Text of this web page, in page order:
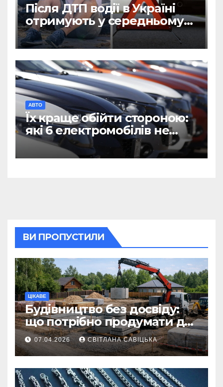
Після ДТП водії в Україні
отримують у середньому
45 тисяч гривень: Деталі
змін
АВТО
Їх краще обійти стороною:
які 6 електромобілів не
радять купувати у 2026 році
ВИ ПРОПУСТИЛИ
ЦІКАВЕ
Будівництво без досвіду:
що потрібно продумати до
першої доставки на
ділянку
07.04.2026 СВІТЛАНА САВІЦЬКА